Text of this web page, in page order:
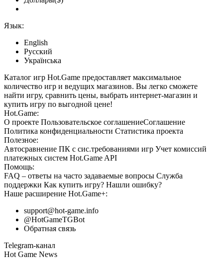
Язык:
English
Русский
Українська
Каталог игр Hot.Game предоставляет максимальное
количество игр и ведущих магазинов. Вы легко сможете
найти игру, сравнить цены, выбрать интернет-магазин и
купить игру по выгодной цене!
Hot.Game:
О проекте Пользовательское соглашениеСоглашение
Политика конфиденциальности Статистика проекта
Полезное:
Автосравнение ПК с сис.требованиями игр Учет комиссий
платежных систем Hot.Game API
Помощь:
FAQ – ответы на часто задаваемые вопросы Служба
поддержки Как купить игру? Нашли ошибку?
Наше расширение Hot.Game+:
support@hot-game.info
@HotGameTGBot
Обратная связь
Telegram-канал
Hot Game News